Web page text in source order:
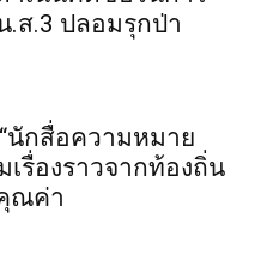
ส.3 ปลอมรุกป่า
นักสื่อความหมาย
รื่องราวจากท้องถิ่น
ณค่า